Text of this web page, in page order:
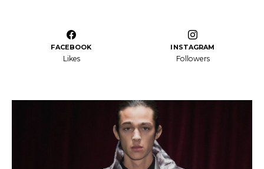
FACEBOOK
Likes
INSTAGRAM
Followers